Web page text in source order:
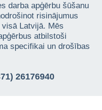
darba apģērbu šūšanu
risinājumus
Latvijā. Mēs
atbilstoši
specifikai un drošības
26176940